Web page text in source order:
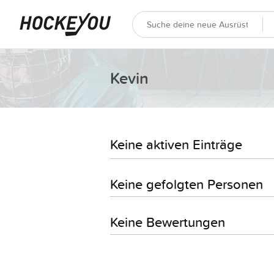
Kevin
Keine aktiven Einträge
Keine gefolgten Personen
Keine Bewertungen